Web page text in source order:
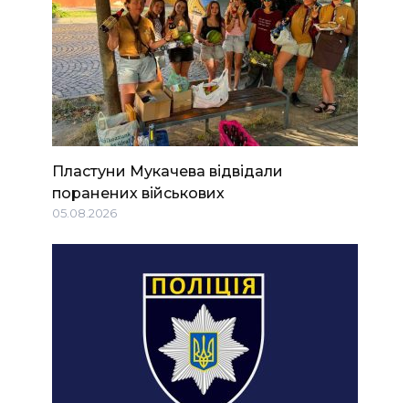
Пластуни Мукачева відвідали
поранених військових
05.08.2026